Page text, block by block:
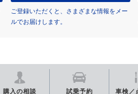
購入の相談 試乗予約 車検／
ご登録いただくと、さまざまな情報をメー
ルでお届けします。